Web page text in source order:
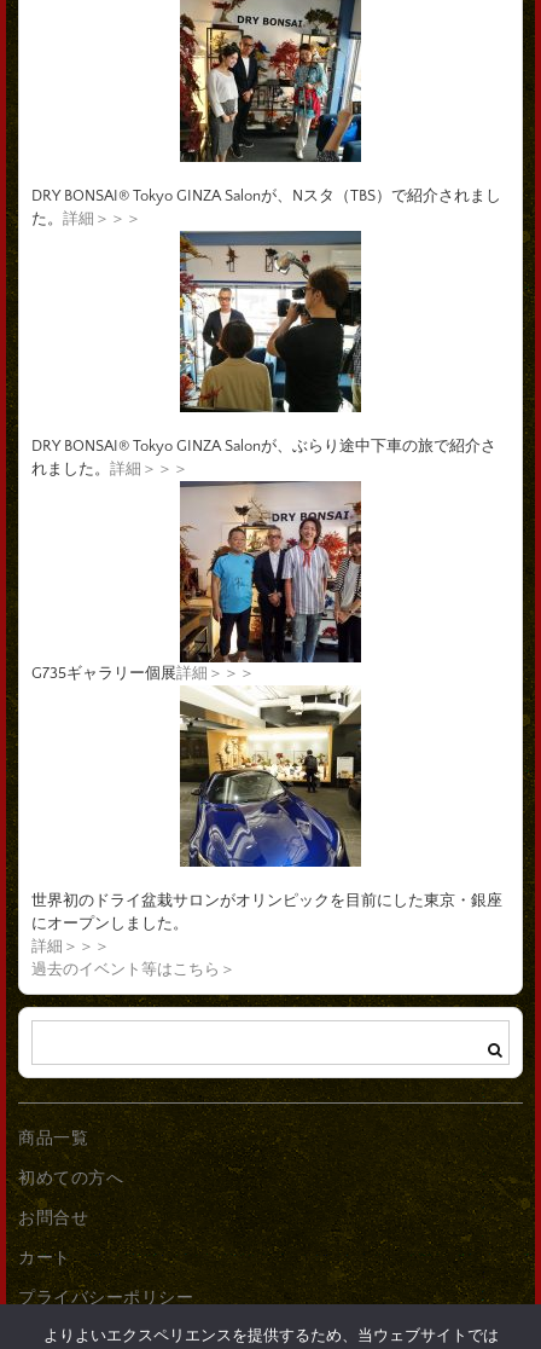
DRY BONSAI® Tokyo GINZA Salonが、Nスタ（TBS）で紹介されまし
た。 詳細＞＞＞
DRY BONSAI® Tokyo GINZA Salonが、ぶらり途中下車の旅で紹介さ
れました。 詳細＞＞＞
G735ギャラリー個展詳細＞＞＞
世界初のドライ盆栽サロンがオリンピックを目前にした東京・銀座
にオープンしました。
詳細＞＞＞
過去のイベント等はこちら＞
商品一覧
初めての方へ
お問合せ
カート
プライバシーポリシー
よりよいエクスペリエンスを提供するため、当ウェブサイトでは